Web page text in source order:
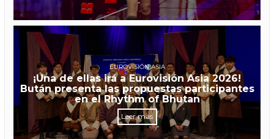
EUROVISIÓN ASIA
¡Una de ellas irá a Eurovisión Asia 2026!
Bután presenta las propuestas participantes
en el Rhythm of Bhutan
Leer más